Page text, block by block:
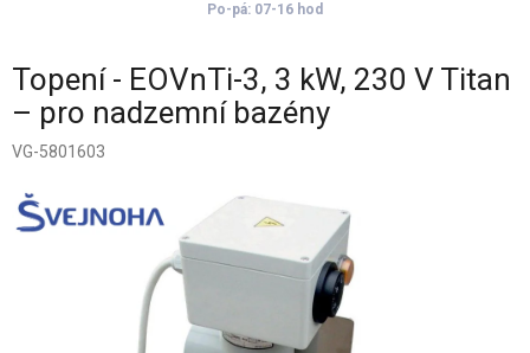
Topení - EOVnTi-3, 3 kW, 230 V Titan
– pro nadzemní bazény
VG-5801603